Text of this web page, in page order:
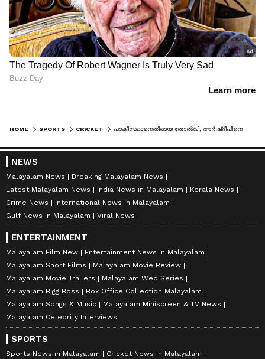
HOME SPORTS CRICKET പാകിസ്ഥാനെതിരായ തോല്‍വി, അര്‍ഷ്‌ദീപിനെ ഖാലിസ്ഥാനി എന്നുവിളിച്ച് സൈബര്‍ ആക്രമണം; പിന്നില്‍ പാക് അക്കൗണ്ടുകള്‍
NEWS
Malayalam News
Breaking Malayalam News
Latest Malayalam News
India News in Malayalam
Kerala News
Crime News
International News in Malayalam
Gulf News in Malayalam
Viral News
ENTERTAINMENT
Malayalam Film New
Entertainment News in Malayalam
Malayalam Short Films
Malayalam Movie Review
Malayalam Movie Trailers
Malayalam Web Series
Malayalam Bigg Boss
Box Office Collection Malayalam
Malayalam Songs & Music
Malayalam Miniscreen & TV News
Malayalam Celebrity Interviews
SPORTS
Sports News in Malayalam
Cricket News in Malayalam